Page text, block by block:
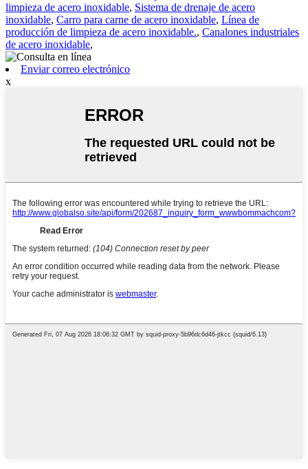
limpieza de acero inoxidable, Sistema de drenaje de acero
inoxidable, Carro para carne de acero inoxidable, Línea de
producción de limpieza de acero inoxidable., Canalones industriales
de acero inoxidable,
Enviar correo electrónico
x